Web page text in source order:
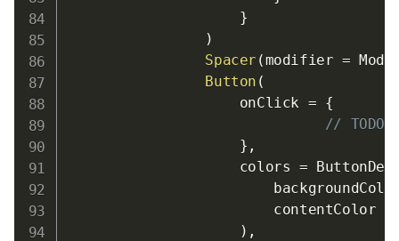
}
)
Spacer (modifier =
Button (
                    onClick
= {
// TODO
} ,
                    colors
=
                        contentColor
) ,